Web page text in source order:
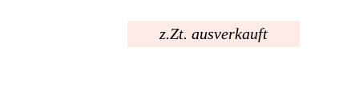
z.Zt. ausverkauft